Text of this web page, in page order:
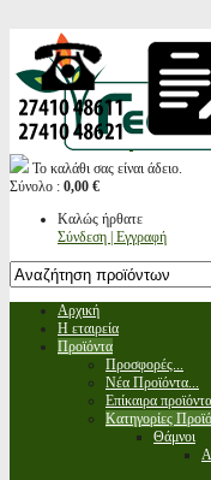
Το καλάθι σας είναι άδειο.
Σύνολο : 0,00 €
Καλώς ήρθατε
Σύνδεση | Εγγραφή
Αρχική
Η εταιρεία
Προϊόντα
Προσφορές...
Νέα Προϊόντα...
Επίκαιρα προϊόντα
Κατηγορίες
Θάμνοι